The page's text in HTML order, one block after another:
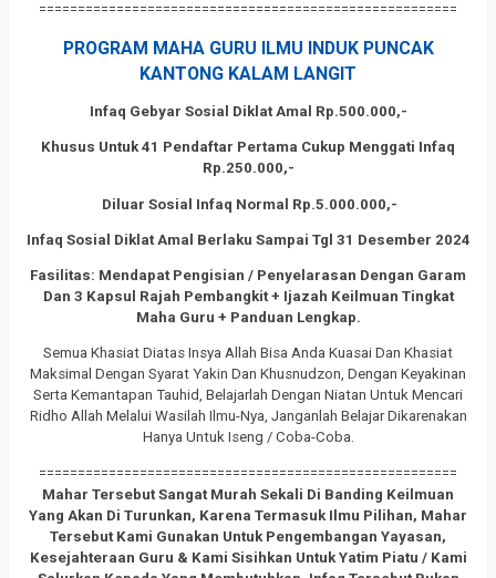
======================================================
PROGRAM MAHA GURU ILMU INDUK PUNCAK
KANTONG KALAM LANGIT
Infaq Gebyar Sosial Diklat Amal Rp.500.000,-
Khusus Untuk 41 Pendaftar Pertama Cukup Menggati Infaq
Rp.250.000,-
Diluar Sosial Infaq Normal Rp.5.000.000,-
Infaq Sosial Diklat Amal Berlaku Sampai Tgl 31 Desember 2024
Fasilitas: Mendapat Pengisian / Penyelarasan Dengan Garam
Dan 3 Kapsul Rajah Pembangkit + Ijazah Keilmuan Tingkat
Maha Guru + Panduan Lengkap.
Semua Khasiat Diatas Insya Allah Bisa Anda Kuasai Dan Khasiat
Maksimal Dengan Syarat Yakin Dan Khusnudzon, Dengan Keyakinan
Serta Kemantapan Tauhid, Belajarlah Dengan Niatan Untuk Mencari
Ridho Allah Melalui Wasilah Ilmu-Nya, Janganlah Belajar Dikarenakan
Hanya Untuk Iseng / Coba-Coba.
======================================================
Mahar Tersebut Sangat Murah Sekali Di Banding Keilmuan
Yang Akan Di Turunkan, Karena Termasuk Ilmu Pilihan, Mahar
Tersebut Kami Gunakan Untuk Pengembangan Yayasan,
Kesejahteraan Guru & Kami Sisihkan Untuk Yatim Piatu / Kami